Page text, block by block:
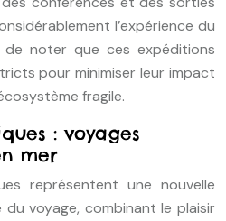
l’expérience du
noter que ces expéditions
pour minimiser leur impact
fragile.
: voyages
mer
représentent une nouvelle
du voyage, combinant le plaisir